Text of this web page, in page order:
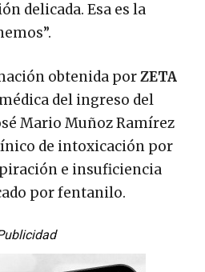
delicada. Esa es la
obtenida porZETA
del ingreso del
Mario Muñoz Ramírez
de intoxicación por
e insuficiencia
por fentanilo.